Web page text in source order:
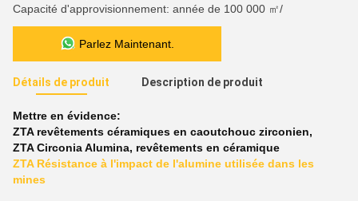
Capacité d'approvisionnement: année de 100 000 ㎡/
Parlez Maintenant.
Détails de produit Description de produit
Mettre en évidence:
ZTA revêtements céramiques en caoutchouc zirconien,
ZTA Circonia Alumina, revêtements en céramique
ZTA Résistance à l'impact de l'alumine utilisée dans les
mines